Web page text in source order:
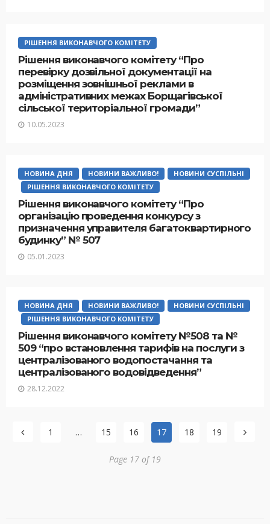
РІШЕННЯ ВИКОНАВЧОГО КОМІТЕТУ
Рішення виконавчого комітету “Про
перевірку дозвільної документації на
розміщення зовнішньої реклами в
адміністративних межах Борщагівської
сільської територіальної громади”
10.05.2023
НОВИНА ДНЯ НОВИНИ ВАЖЛИВО!
НОВИНИ СУСПІЛЬНІ
РІШЕННЯ ВИКОНАВЧОГО КОМІТЕТУ
Рішення виконавчого комітету “Про
організацію проведення конкурсу з
призначення управителя багатоквартирного
будинку” № 507
05.01.2023
НОВИНА ДНЯ НОВИНИ ВАЖЛИВО!
НОВИНИ СУСПІЛЬНІ
РІШЕННЯ ВИКОНАВЧОГО КОМІТЕТУ
Рішення виконавчого комітету №508 та №
509 “про встановлення тарифів на послуги з
централізованого водопостачання та
централізованого водовідведення”
28.12.2022
1 … 15 16 17 18 19
Page 17 of 19